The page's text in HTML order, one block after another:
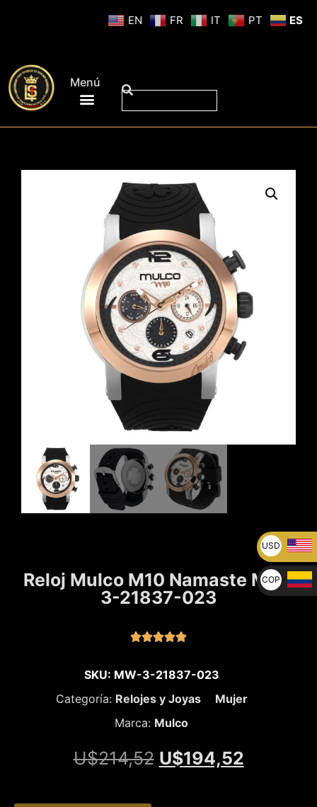
Menú
Reloj Mulco M10 Namaste MW-
3-21837-023

SKU: MW-3-21837-023
Categoría: Relojes y Joyas
Mujer
Marca: Mulco
U$214,52 U$194,52
EN FR IT PT ES
USD
U$
COP
$